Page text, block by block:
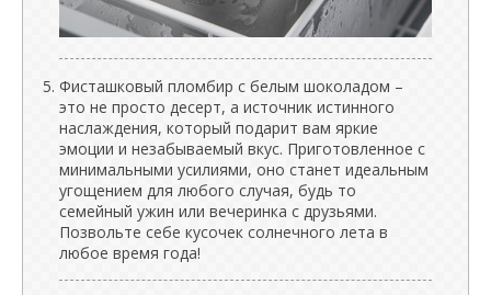
Фисташковый пломбир с белым шоколадом –
это не просто десерт, а источник истинного
наслаждения, который подарит вам яркие
эмоции и незабываемый вкус. Приготовленное с
минимальными усилиями, оно станет идеальным
угощением для любого случая, будь то
семейный ужин или вечеринка с друзьями.
Позвольте себе кусочек солнечного лета в
любое время года!